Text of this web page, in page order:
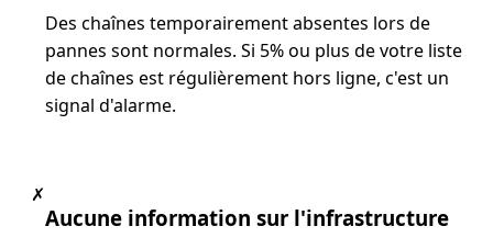
Des chaînes temporairement absentes lors de
pannes sont normales. Si 5% ou plus de votre liste
de chaînes est régulièrement hors ligne, c'est un
signal d'alarme.
✗
Aucune information sur l'infrastructure